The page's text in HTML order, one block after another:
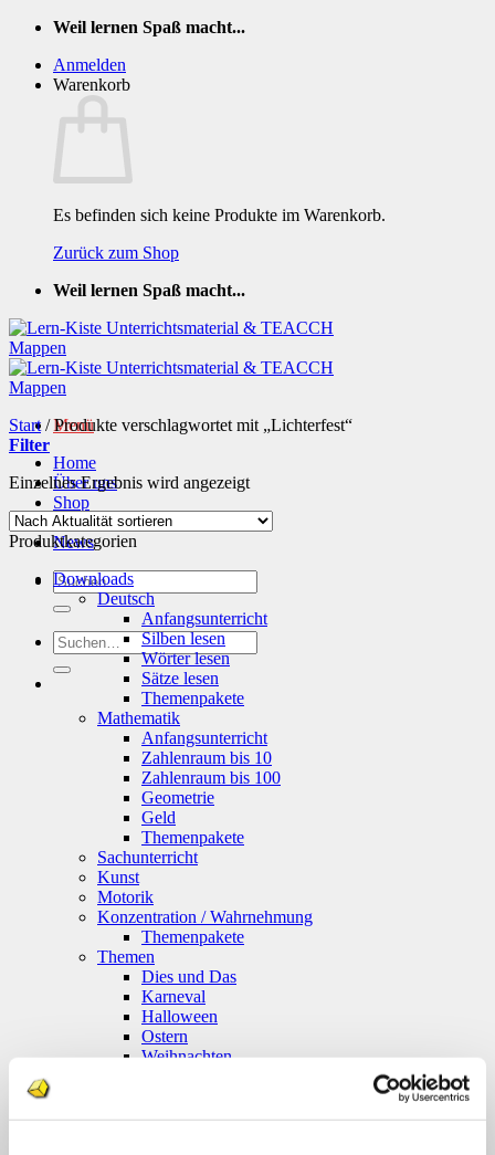
Zum
springen
Weil lernen Spaß macht...
Anmelden
Warenkorb
Es befinden sich keine Produkte im Warenkorb.
Zurück zum Shop
Weil lernen Spaß macht...
Menü
Home
Über uns
Shop
Info
News
Suchen
nach:
Suchen
nach:
Start /Produkte verschlagwortet mit „Lichterfest“
Filter
Einzelnes Ergebnis wird angezeigt
Produktkategorien
Downloads
Deutsch
Anfangsunterricht
Silben lesen
Wörter lesen
Sätze lesen
Themenpakete
Mathematik
Anfangsunterricht
Zahlenraum bis 10
Zahlenraum bis 100
Geometrie
Geld
Themenpakete
Sachunterricht
Kunst
Motorik
Konzentration / Wahrnehmung
Themenpakete
Themen
Dies und Das
Karneval
Halloween
Ostern
Weihnachten
Basale Förderung